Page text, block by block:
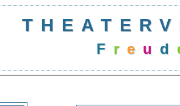
F r e u d